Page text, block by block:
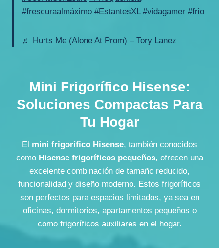
#frescuraalmáximo #EstantesXL #vidagamer #frío
♬ Hurts Me (Alone At Prom) – Tory Lanez
Mini Frigorífico Hisense:
Soluciones Compactas Para
Tu Hogar
El mini frigorífico Hisense, también conocidos
como Hisense frigoríficos pequeños, ofrecen una
excelente combinación de tamaño reducido,
funcionalidad y diseño moderno. Estos frigoríficos
son perfectos para espacios limitados, ya sea en
oficinas, dormitorios, apartamentos pequeños o
como frigoríficos auxiliares en el hogar.